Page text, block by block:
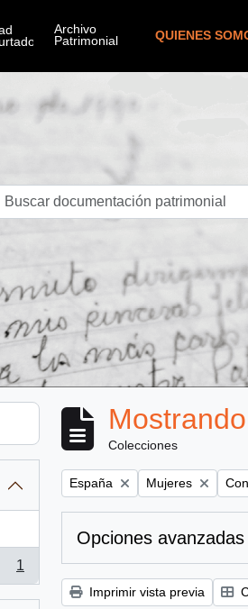
QUIENES
1
Colecciones
Remove filter:
España Remove filter:
Mujeres
Opciones
Imprimir vista previa